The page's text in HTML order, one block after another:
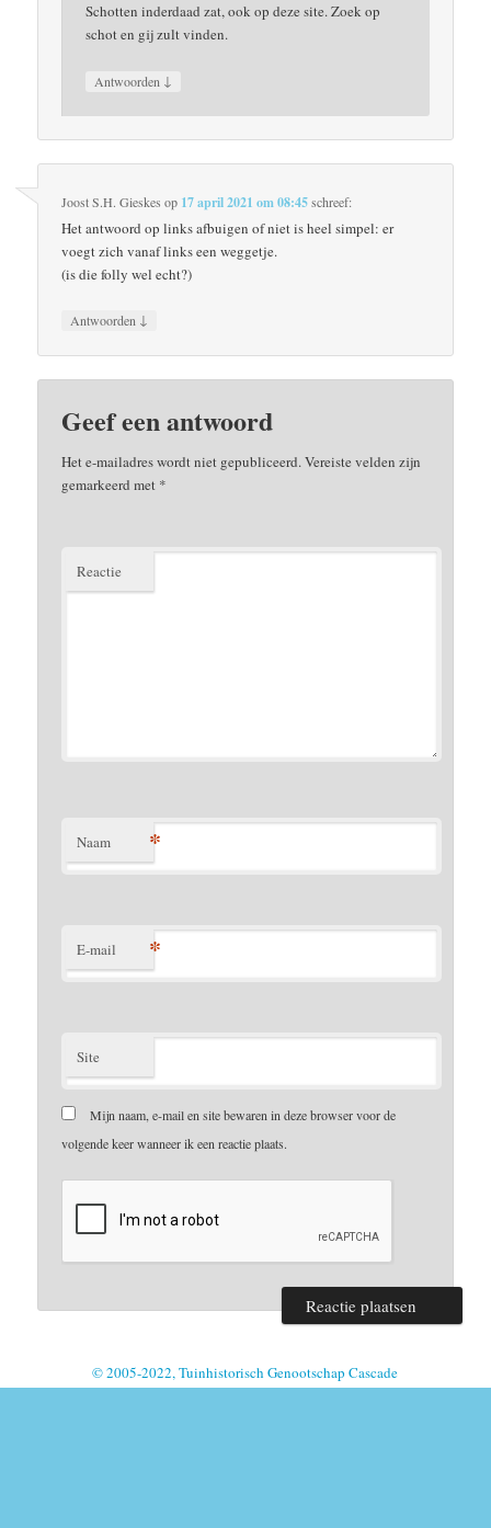
Schotten inderdaad zat, ook op deze site. Zoek op
schot en gij zult vinden.
Antwoorden ↓
Joost S.H. Gieskes op 17 april 2021 om 08:45schreef:
Het antwoord op links afbuigen of niet is heel simpel: er
voegt zich vanaf links een weggetje.
(is die folly wel echt?)
Antwoorden ↓
Geef een antwoord
Het e-mailadres wordt niet gepubliceerd. Vereiste velden zijn
gemarkeerd met *
Reactie
Naam *
E-mail *
Site
Mijn naam, e-mail en site bewaren in deze browser voor de
volgende keer wanneer ik een reactie plaats.
© 2005-2022, Tuinhistorisch Genootschap Cascade